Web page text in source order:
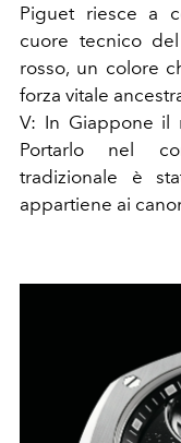
Piguet riesce a
cuore tecnico
rosso, un colore
forza vitale
V: In Giappone il
Portarlo nel
tradizionale è
appartiene ai